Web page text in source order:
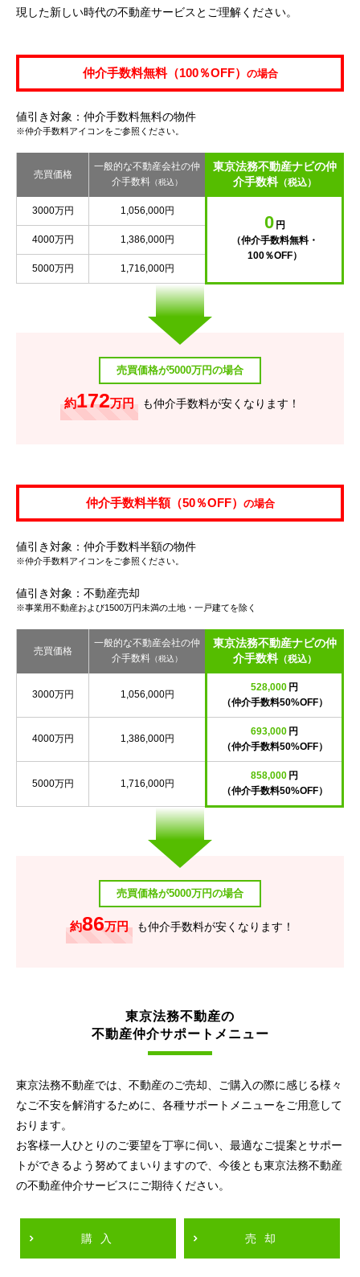
現した新しい時代の不動産サービスとご理解ください。
仲介手数料無料（100％OFF） の場合
値引き対象：仲介手数料無料の物件
※仲介手数料アイコンをご参照ください。
売買価格
一般的な不動産会社の仲
介手数料 （税込）
東京法務不動産ナビの仲
介手数料（税込）
3000万円 1,056,000円
0 円
（仲介手数料無料・
100％OFF）
4000万円 1,386,000円
5000万円 1,716,000円
売買価格が5000万円の場合
約172万円 も仲介手数料が安くなります！
仲介手数料半額（50％OFF） の場合
値引き対象：仲介手数料半額の物件
※仲介手数料アイコンをご参照ください。
値引き対象：不動産売却
※事業用不動産および1500万円未満の土地・一戸建てを除く
売買価格
一般的な不動産会社の仲
介手数料 （税込）
東京法務不動産ナビの仲
介手数料（税込）
3000万円 1,056,000円
528,000 円
（仲介手数料50%OFF）
4000万円 1,386,000円
693,000 円
（仲介手数料50%OFF）
5000万円 1,716,000円
858,000 円
（仲介手数料50%OFF）
売買価格が5000万円の場合
約86万円 も仲介手数料が安くなります！
東京法務不動産の
不動産仲介サポートメニュー
東京法務不動産では、不動産のご売却、ご購入の際に感じる様々
なご不安を解消するために、各種サポートメニューをご用意して
おります。
お客様一人ひとりのご要望を丁寧に伺い、最適なご提案とサポー
トができるよう努めてまいりますので、今後とも東京法務不動産
の不動産仲介サービスにご期待ください。
購入 売却